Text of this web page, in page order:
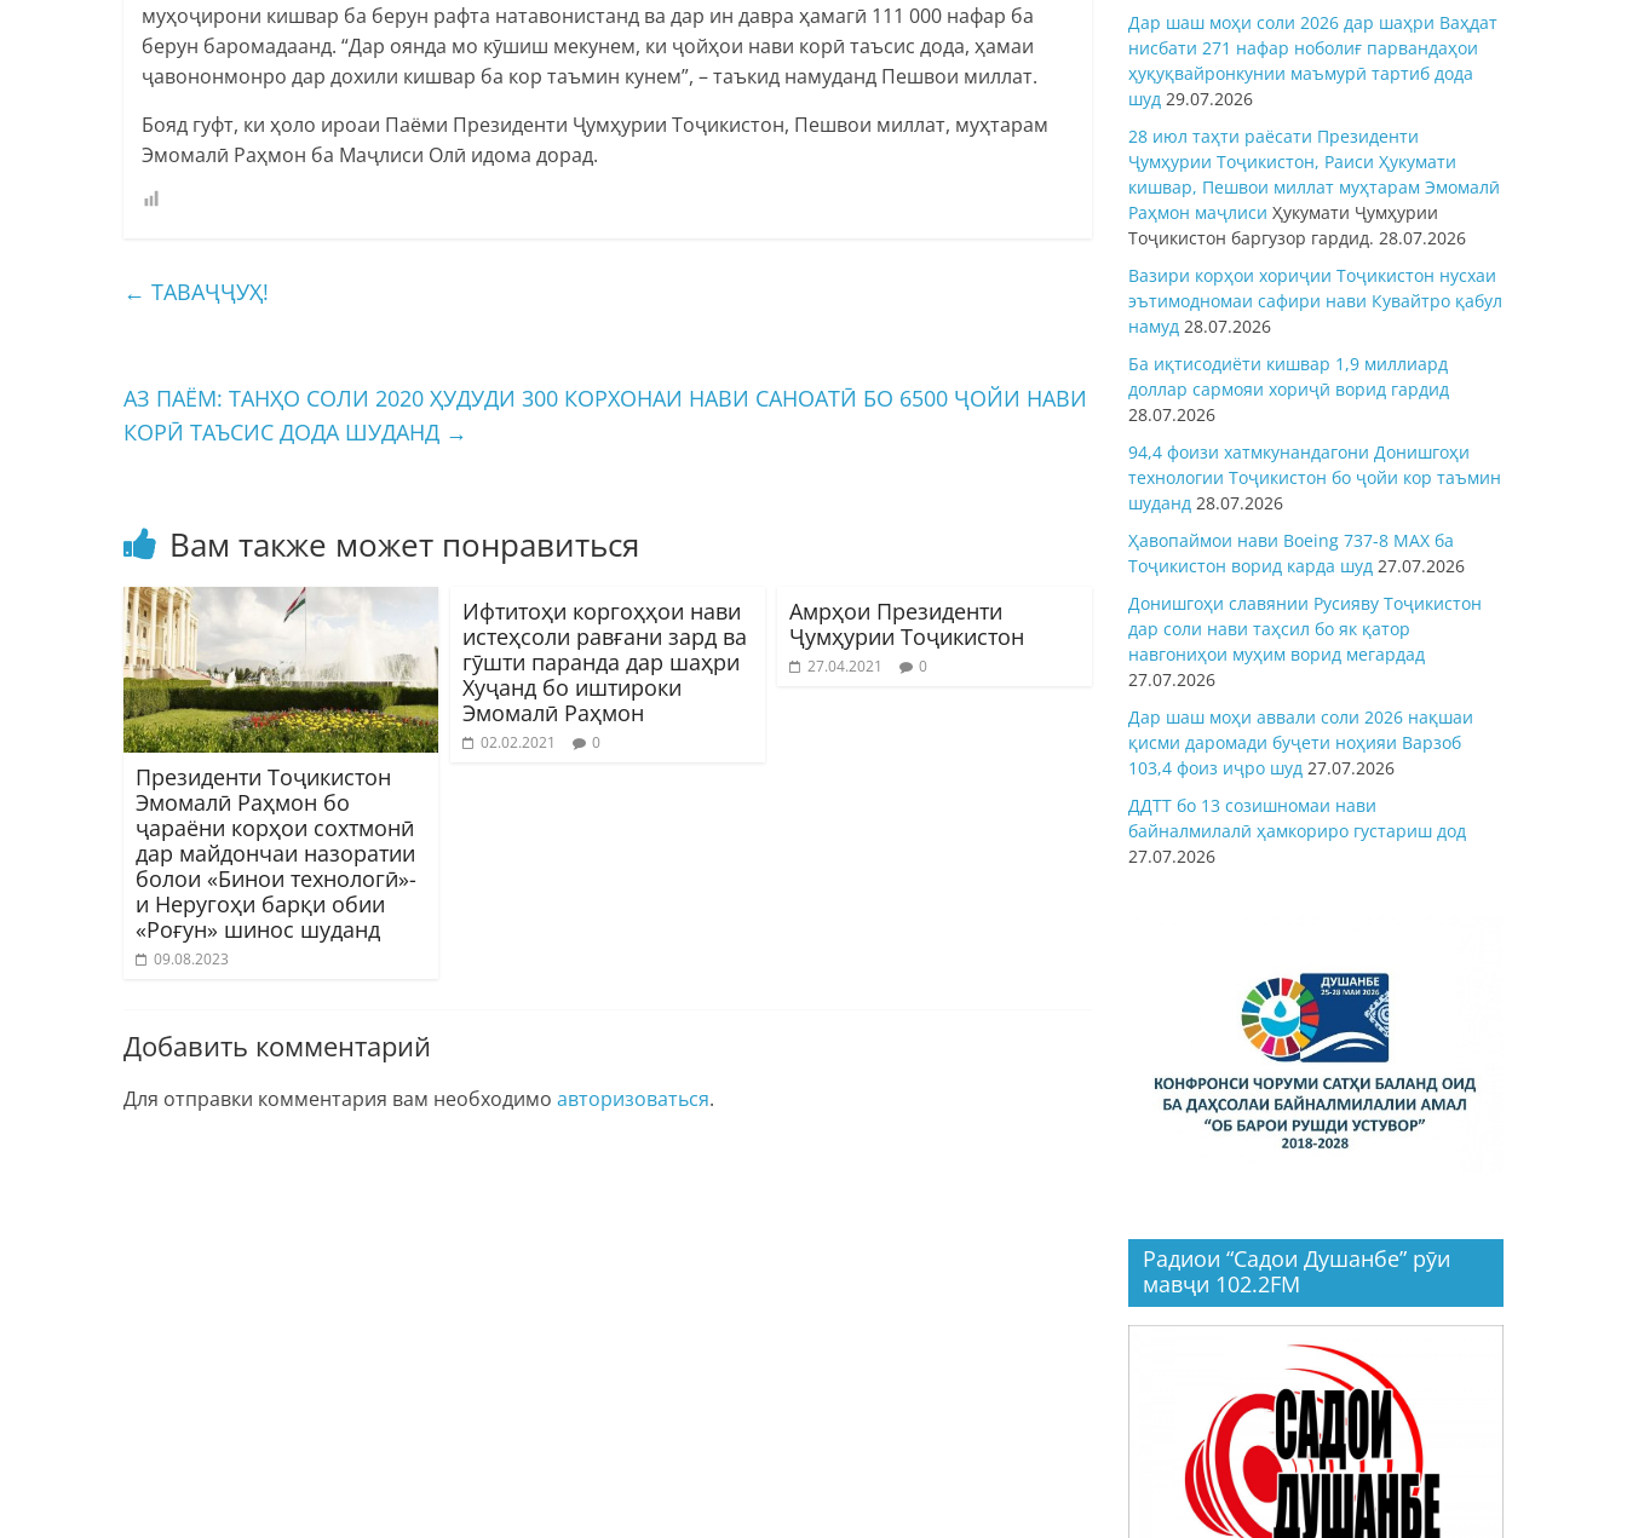
муҳоҷирони кишвар ба берун рафта натавонистанд ва дар ин давра ҳамагӣ 111 000 нафар ба
берун баромадаанд. “Дар оянда мо кӯшиш мекунем, ки ҷойҳои нави корӣ таъсис дода, ҳамаи
ҷавононмонро дар дохили кишвар ба кор таъмин кунем”, – таъкид намуданд Пешвои миллат.
Бояд гуфт, ки ҳоло ироаи Паёми Президенти Ҷумҳурии Тоҷикистон, Пешвои миллат, муҳтарам
Эмомалӣ Раҳмон ба Маҷлиси Олӣ идома дорад.
← ТАВАҶҶУҲ!
АЗ ПАЁМ: ТАНҲО СОЛИ 2020 ҲУДУДИ 300 КОРХОНАИ НАВИ САНОАТӢ БО 6500 ҶОЙИ НАВИ
КОРӢ ТАЪСИС ДОДА ШУДАНД →
Вам также может понравиться
Президенти Тоҷикистон
Эмомалӣ Раҳмон бо
ҷараёни корҳои сохтмонӣ
дар майдончаи назоратии
болои «Бинои технологӣ»-
и Неругоҳи барқи обии
«Роғун» шинос шуданд
09.08.2023
Ифтитоҳи коргоҳҳои нави
истеҳсоли равғани зард ва
гӯшти паранда дар шаҳри
Хуҷанд бо иштироки
Эмомалӣ Раҳмон
02.02.2021 0
Амрҳои Президенти
Ҷумҳурии Тоҷикистон
27.04.2021 0
Добавить комментарий
Для отправки комментария вам необходимо авторизоваться.
Дар шаш моҳи соли 2026 дар шаҳри Ваҳдат
нисбати 271 нафар ноболиғ парвандаҳои
ҳуқуқвайронкунии маъмурӣ тартиб дода
шуд 29.07.2026
28 июл таҳти раёсати Президенти
Ҷумҳурии Тоҷикистон, Раиси Ҳукумати
кишвар, Пешвои миллат муҳтарам Эмомалӣ
Раҳмон маҷлиси Ҳукумати Ҷумҳурии
Тоҷикистон баргузор гардид. 28.07.2026
Вазири корҳои хориҷии Тоҷикистон нусхаи
эътимодномаи сафири нави Кувайтро қабул
намуд 28.07.2026
Ба иқтисодиёти кишвар 1,9 миллиард
доллар сармояи хориҷӣ ворид гардид
28.07.2026
94,4 фоизи хатмкунандагони Донишгоҳи
технологии Тоҷикистон бо ҷойи кор таъмин
шуданд 28.07.2026
Ҳавопаймои нави Boeing 737-8 MAX ба
Тоҷикистон ворид карда шуд 27.07.2026
Донишгоҳи славянии Русияву Тоҷикистон
дар соли нави таҳсил бо як қатор
навгониҳои муҳим ворид мегардад
27.07.2026
Дар шаш моҳи аввали соли 2026 нақшаи
қисми даромади буҷети ноҳияи Варзоб
103,4 фоиз иҷро шуд 27.07.2026
ДДТТ бо 13 созишномаи нави
байналмилалӣ ҳамкориро густариш дод
27.07.2026
Радиои “Садои Душанбе” рӯи
мавҷи 102.2FM